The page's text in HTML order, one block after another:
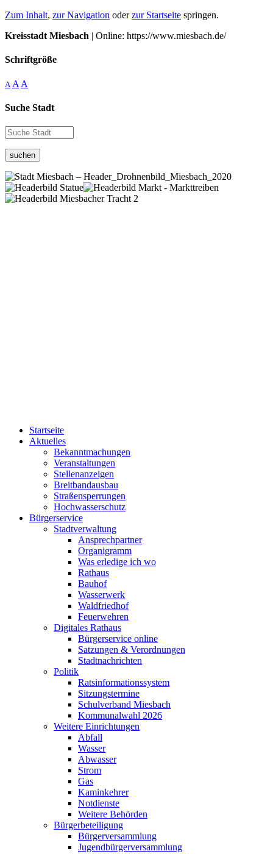
Zum Inhalt, zur Navigation oderzur Startseite springen.
Kreisstadt Miesbach | Online: https://www.miesbach.de/
Schriftgröße
A A A
Suche Stadt
suchen
Startseite
Aktuelles
Bekanntmachungen
Veranstaltungen
Stellenanzeigen
Breitbandausbau
Straßensperrungen
Hochwasserschutz
Bürgerservice
Stadtverwaltung
Ansprechpartner
Organigramm
Was erledige ich wo
Rathaus
Bauhof
Wasserwerk
Waldfriedhof
Feuerwehren
Digitales Rathaus
Bürgerservice online
Satzungen & Verordnungen
Stadtnachrichten
Politik
Ratsinformationssystem
Sitzungstermine
Schulverband Miesbach
Kommunalwahl 2026
Weitere Einrichtungen
Abfall
Wasser
Abwasser
Strom
Gas
Kaminkehrer
Notdienste
Weitere Behörden
Bürgerbeteiligung
Bürgerversammlung
Jugendbürgerversammlung